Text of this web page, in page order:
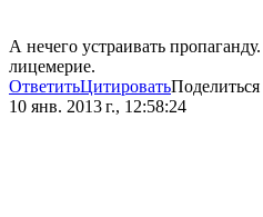
А нечего устраивать
лицемерие.
ОтветитьЦитироватьПоделиться
10 янв. 2013 г., 12:58:24